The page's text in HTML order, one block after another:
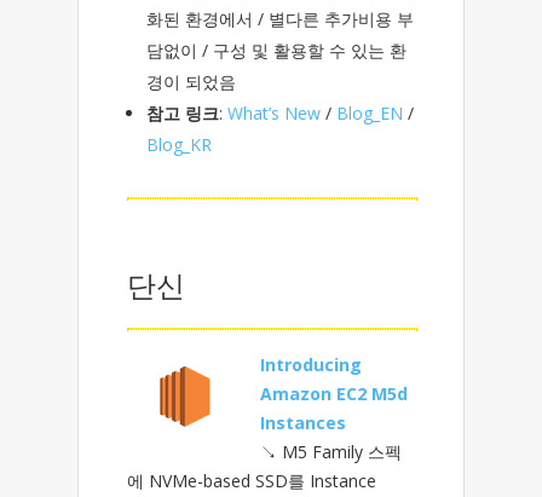
화된 환경에서 / 별다른 추가비용 부
담없이 / 구성 및 활용할 수 있는 환
경이 되었음
참고 링크: What’s New / Blog_EN /
Blog_KR
단신
Introducing
Amazon EC2 M5d
Instances
↘ M5 Family 스펙
에 NVMe-based SSD를 Instance